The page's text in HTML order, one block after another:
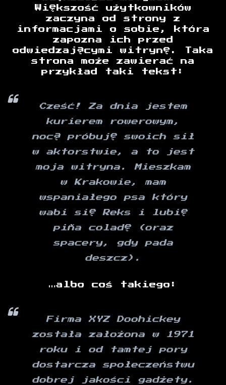
Większość użytkowników
zaczyna od strony z
informacjami o sobie, która
zapozna ich przed
odwiedzającymi witrynę. Taka
strona może zawierać na
przykład taki tekst:
Cześć! Za dnia jestem
kurierem rowerowym,
nocą próbuję swoich sił
w aktorstwie, a to jest
moja witryna. Mieszkam
w Krakowie, mam
wspaniałego psa który
wabi się Reks i lubię
piña coladę (oraz
spacery, gdy pada
deszcz).
…albo coś takiego:
Firma XYZ Doohickey
została założona w 1971
roku i od tamtej pory
dostarcza społeczeństwu
dobrej jakości gadżety.